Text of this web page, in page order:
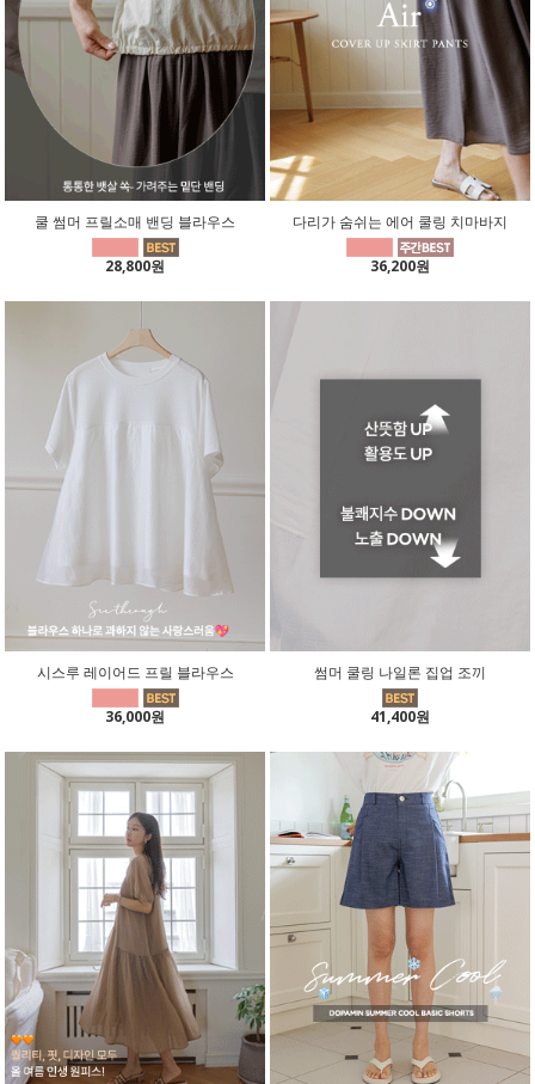
쿨 썸머 프릴소매 밴딩 블라우스
28,800원
다리가 숨쉬는 에어 쿨링 치마바지
36,200원
시스루 레이어드 프릴 블라우스
36,000원
썸머 쿨링 나일론 집업 조끼
41,400원